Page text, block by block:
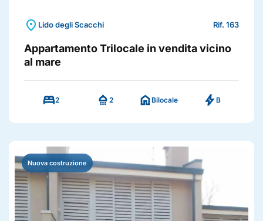
location_on Lido degli Scacchi Rif. 163
Appartamento Trilocale in vendita vicino
al mare
bed2 shower 2 homeBilocale boltB
Nuova costruzione